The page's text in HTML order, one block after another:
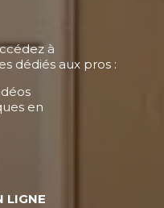
à
dédiés aux pros :
en
LIGNE